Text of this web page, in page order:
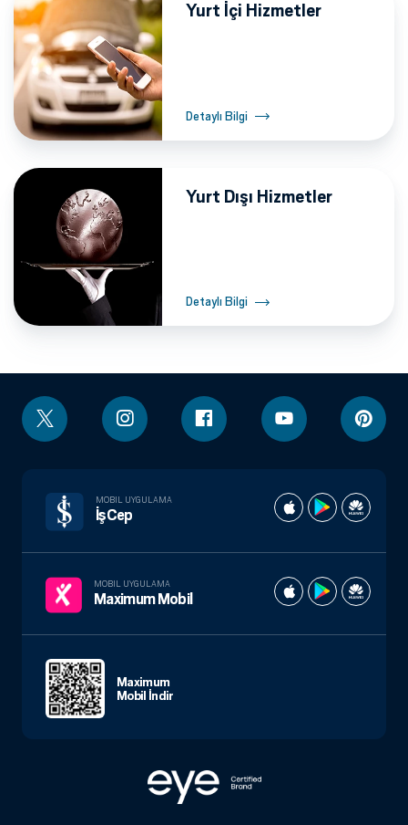
Yurt İçi Hizmetler
Detaylı Bilgi
Yurt Dışı Hizmetler
Detaylı Bilgi
MOBIL UYGULAMA
İşCep
MOBIL UYGULAMA
Maximum Mobil
Maximum
Mobil İndir